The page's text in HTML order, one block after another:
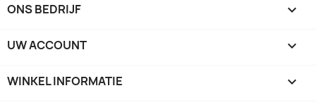
ONS BEDRIJF 
UW ACCOUNT 
WINKEL INFORMATIE keyboard_arrow_down